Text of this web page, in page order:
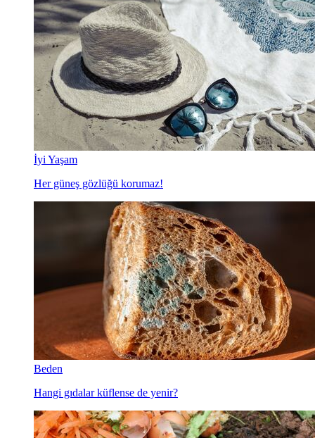
İyi Yaşam
Her güneş gözlüğü korumaz!
Beden
Hangi gıdalar küflense de yenir?